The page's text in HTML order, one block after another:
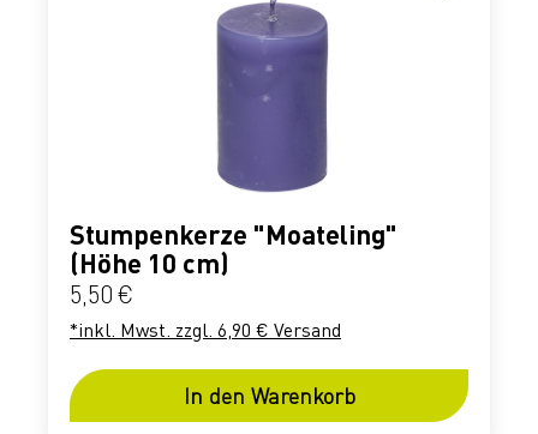
Stumpenkerze "Moateling"
(Höhe 10 cm)
Regulärer Preis:
5,50 €
*inkl. Mwst. zzgl. 6,90 € Versand
In den Warenkorb